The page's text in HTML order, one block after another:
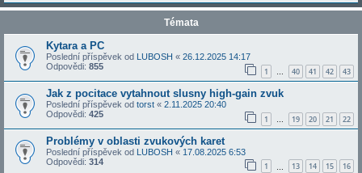
Témata
Kytara a PC
Poslední příspěvek od LUBOSH « 26.12.2025 14:17
Odpovědi: 855 1 … 40 41 42 43
Jak z pocitace vytahnout slusny high-gain zvuk
Poslední příspěvek od torst « 2.11.2025 20:40
Odpovědi: 425 1 … 19 20 21 22
Problémy v oblasti zvukových karet
Poslední příspěvek od LUBOSH « 17.08.2025 6:53
Odpovědi: 314 1 13 14 15 16